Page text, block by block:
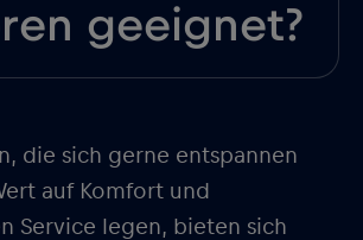
geeignet?
die sich gerne entspannen
auf Komfort und
Service legen, bieten sich